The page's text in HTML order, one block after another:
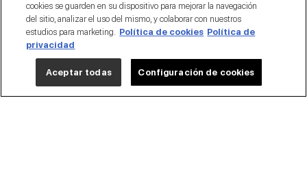
cookies se guarden en su dispositivo para mejorar la navegación
del sitio, analizar el uso del mismo, y colaborar con nuestros
estudios para marketing. Política de cookies Política de
privacidad
Configuración de cookies
Aceptar todas